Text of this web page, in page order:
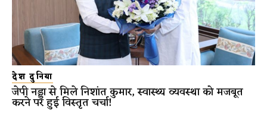
देश दुनिया
जेपी नड्डा से मिले निशांत कुमार, स्वास्थ्य व्यवस्था को मजबूत
करने पर हुई विस्तृत चर्चा!